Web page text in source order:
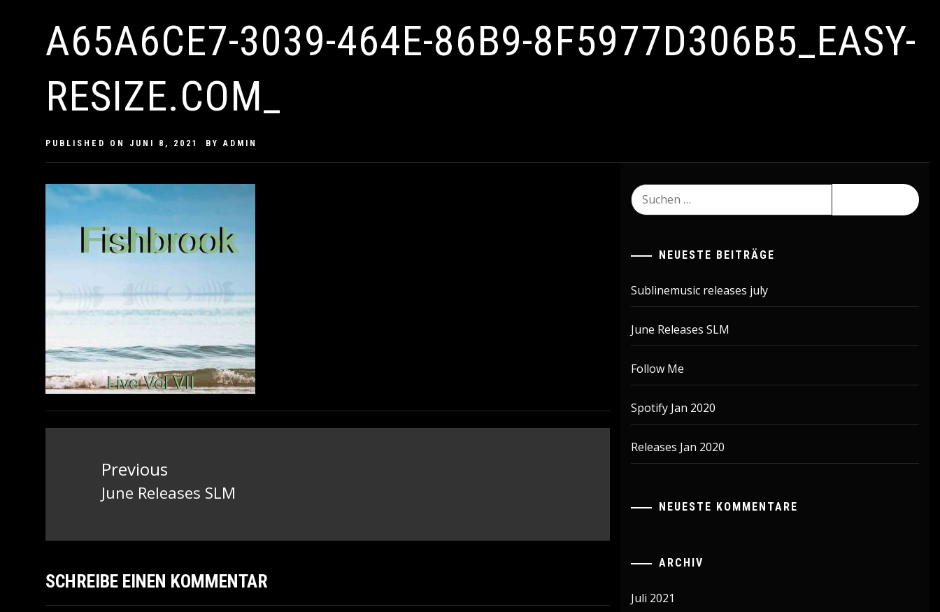
A65A6CE7-3039-464E-86B9-8F5977D306B5_EASY-
RESIZE.COM_
PUBLISHED ON JUNI 8, 2021 BYADMIN
Previous
Previous
June Releases SLM
SCHREIBE EINEN KOMMENTAR
Suchen
nach:
NEUESTE BEITRÄGE
Sublinemusic releases july
June Releases SLM
Follow Me
Spotify Jan 2020
Releases Jan 2020
NEUESTE KOMMENTARE
ARCHIV
Juli 2021